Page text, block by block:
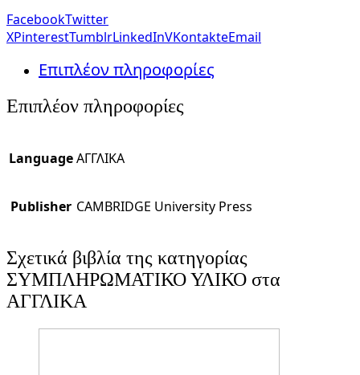
FacebookTwitter
XPinterestTumblrLinkedInVKontakteEmail
Επιπλέον πληροφορίες
Επιπλέον πληροφορίες
LanguageΑΓΓΛΙΚΑ
Publisher CAMBRIDGE University Press
Σχετικά βιβλία της κατηγορίας
ΣΥΜΠΛΗΡΩΜΑΤΙΚΟ ΥΛΙΚΟ στα
ΑΓΓΛΙΚΑ